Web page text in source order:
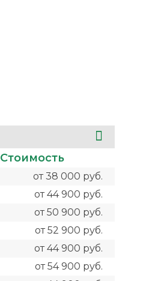
Стоимость
от 38 000 руб.
от 44 900 руб.
от 50 900 руб.
от 52 900 руб.
от 44 900 руб.
от 54 900 руб.